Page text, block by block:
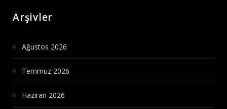
Arşivler
Ağustos 2026
Temmuz 2026
Haziran 2026